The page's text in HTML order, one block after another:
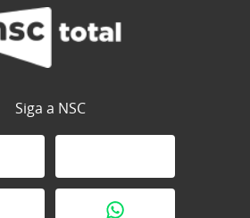
Siga a NSC